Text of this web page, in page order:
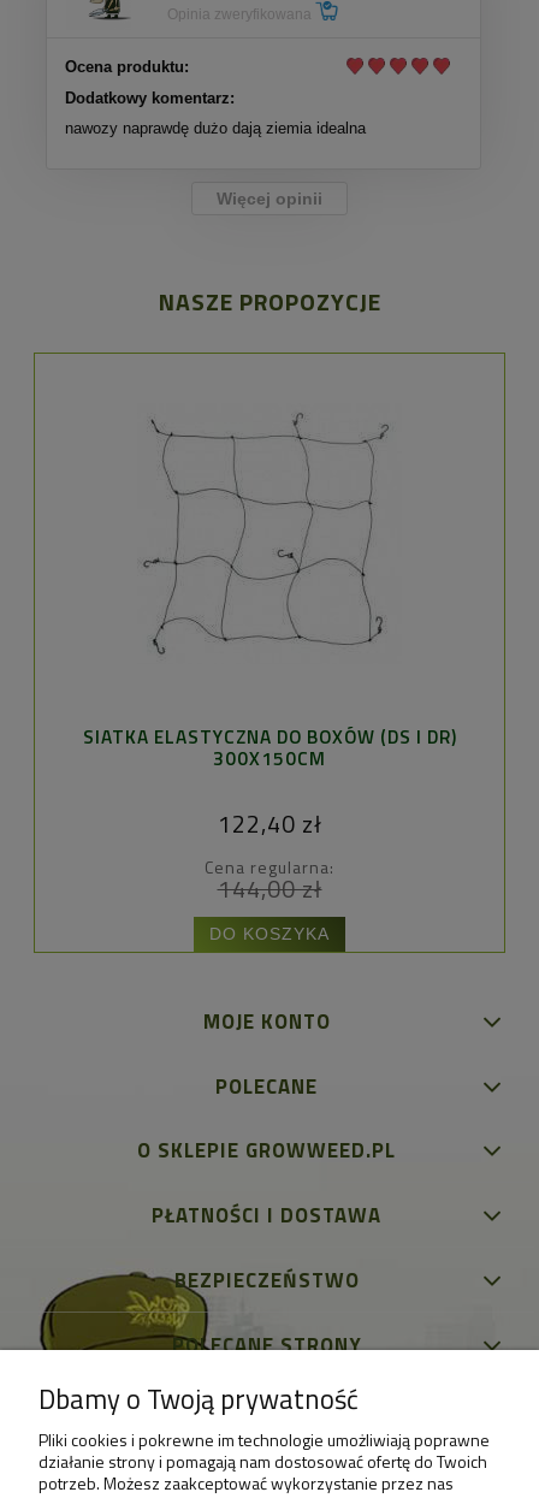
Opinia zweryfikowana
Ocena produktu:
Dodatkowy komentarz:
nawozy naprawdę dużo dają ziemia idealna
Więcej opinii
NASZE PROPOZYCJE
SIATKA ELASTYCZNA DO BOXÓW (DS I DR)
300X150CM
122,40 zł
Cena regularna:
144,00 zł
DO KOSZYKA
MOJE KONTO
POLECANE
O SKLEPIE GROWWEED.PL
PŁATNOŚCI I DOSTAWA
BEZPIECZEŃSTWO
POLECANE STRONY
Dbamy o Twoją prywatność
Pliki cookies i pokrewne im technologie umożliwiają poprawne
działanie strony i pomagają nam dostosować ofertę do Twoich
potrzeb. Możesz zaakceptować wykorzystanie przez nas